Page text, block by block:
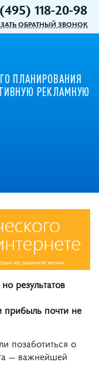
118-20-98
ОБРАТНЫЙ ЗВОНОК
ПЛАНИРОВАНИЯ
РЕКЛАМНУЮ
результатов
прибыль почти не
позаботиться о
— важнейшей